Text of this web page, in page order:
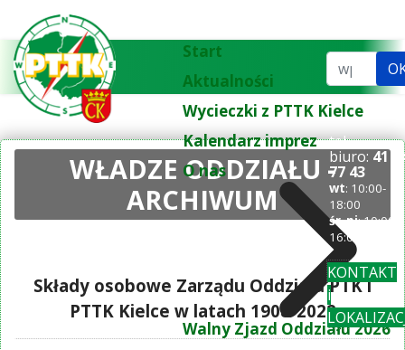
Start
Aktualności
Wycieczki z PTTK Kielce
Kalendarz imprez
O nas
Walny Zjazd Oddziału 2026
Szukaj...
tel.
biuro: 41
77 43
wt: 10:00-
18:00
śr-pi: 10:00-
16:00
KONTAKT
i
WŁADZE ODDZIAŁU -
ARCHIWUM
Składy osobowe Zarządu Oddziału PTK i
PTTK Kielce w latach 1908-2022